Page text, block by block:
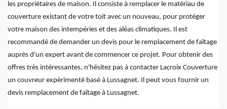
les propriétaires de maison. Il consiste à remplacer le matériau de
couverture existant de votre toit avec un nouveau, pour protéger
votre maison des intempéries et des aléas climatiques. Il est
recommandé de demander un devis pour le remplacement de faîtage
auprès d'un expert avant de commencer ce projet. Pour obtenir des
offres très intéressantes, n'hésitez pas à contacter Lacroix Couverture
un couvreur expérimenté basé à Lussagnet. Il peut vous fournir un
devis remplacement de faîtage à Lussagnet.